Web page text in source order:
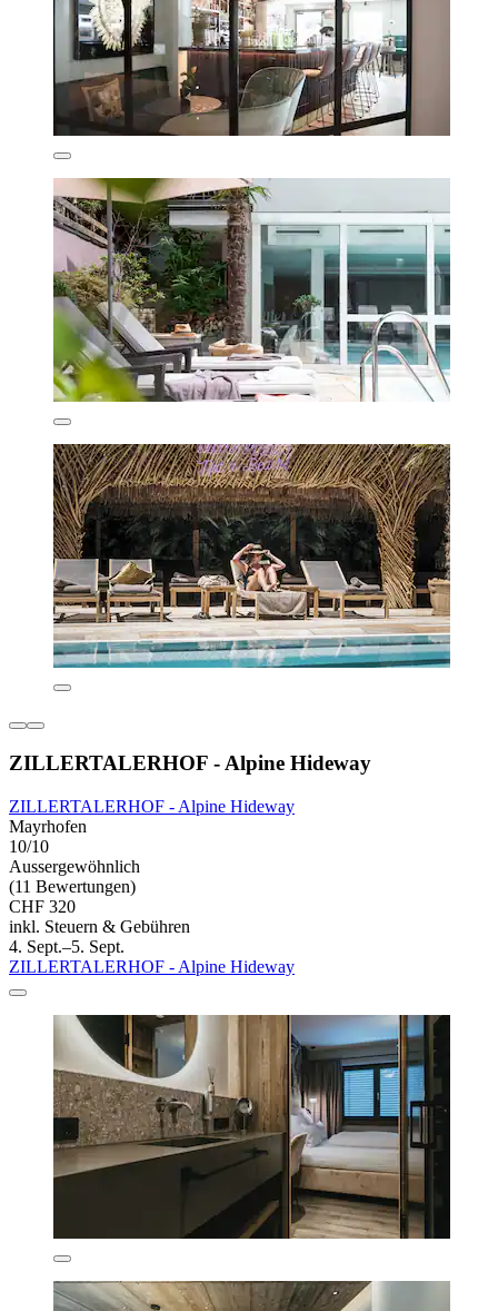
ZILLERTALERHOF - Alpine Hideway
ZILLERTALERHOF - Alpine Hideway
Mayrhofen
10/10
Aussergewöhnlich
(11 Bewertungen)
CHF 320
inkl. Steuern & Gebühren
4. Sept.–5. Sept.
ZILLERTALERHOF - Alpine Hideway